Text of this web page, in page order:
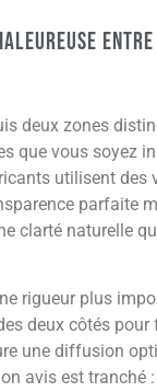
deux zones
que vous soyez
utilisent des
parfaite
clarté naturelle
rigueur plus
deux côtés pour
une diffusion
avis est tranché